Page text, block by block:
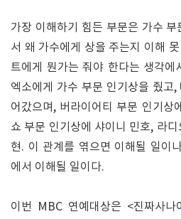
가장 이해하기 힘든 부문은 가수 부
서 왜 가수에게 상을 주는지 이해
트에게 뭔가는 줘야 한다는 생각에
엑소에게 가수 부문 인기상을 줬고
어갔으며, 버라이어티 부문 인기상
쇼 부문 인기상에 샤이니 민호, 라
현. 이 관계를 엮으면 이해될 일이
에서 이해될 일이다.
이번 MBC 연예대상은 <진짜사나